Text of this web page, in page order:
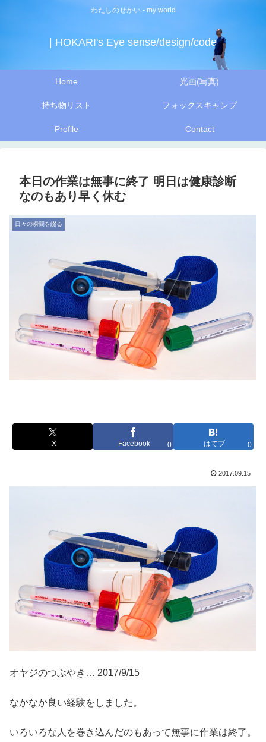
わたしのせかい - my world
| HOKARI's Eye sense/design/code
Home 光画(写真)
持ち物リスト フォックスキャンプ
Profile Contact
本日の作業は無事に終了 明日は健康診断
なのもあり早く休む
日々の瞬間を綴る
X Facebook 0 はてブ 0
2017.09.15
オヤジのつぶやき… 2017/9/15
なかなか良い経験をしました。
いろいろな人を巻き込んだのもあって無事に作業は終了。